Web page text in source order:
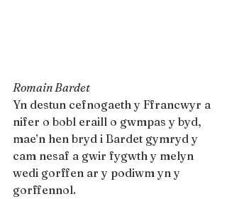
Romain Bardet
Yn destun cefnogaeth y Ffrancwyr a
nifer o bobl eraill o gwmpas y byd,
mae’n hen bryd i Bardet gymryd y
cam nesaf a gwir fygwth y melyn
wedi gorffen ar y podiwm yn y
gorffennol.